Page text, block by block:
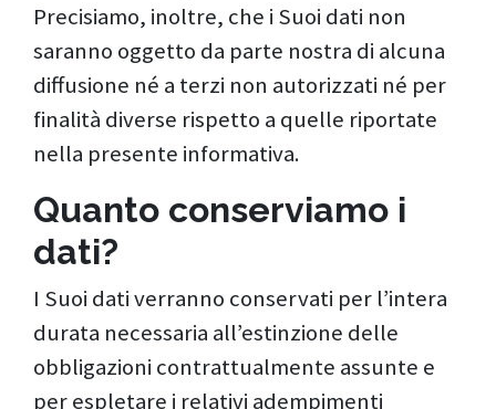
Precisiamo, inoltre, che i Suoi dati non
saranno oggetto da parte nostra di alcuna
diffusione né a terzi non autorizzati né per
finalità diverse rispetto a quelle riportate
nella presente informativa.
Quanto conserviamo i
dati?
I Suoi dati verranno conservati per l’intera
durata necessaria all’estinzione delle
obbligazioni contrattualmente assunte e
per espletare i relativi adempimenti